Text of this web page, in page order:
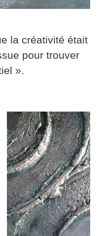
la créativité était
pour trouver
».